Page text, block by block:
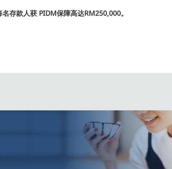
存款人获 PIDM保障高达RM250,000。